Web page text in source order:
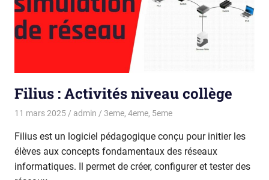
Filius : Activités niveau collège
11 mars 2025 admin 3eme, 4eme, 5eme
Filius est un logiciel pédagogique conçu pour initier les
élèves aux concepts fondamentaux des réseaux
informatiques. Il permet de créer, configurer et tester des